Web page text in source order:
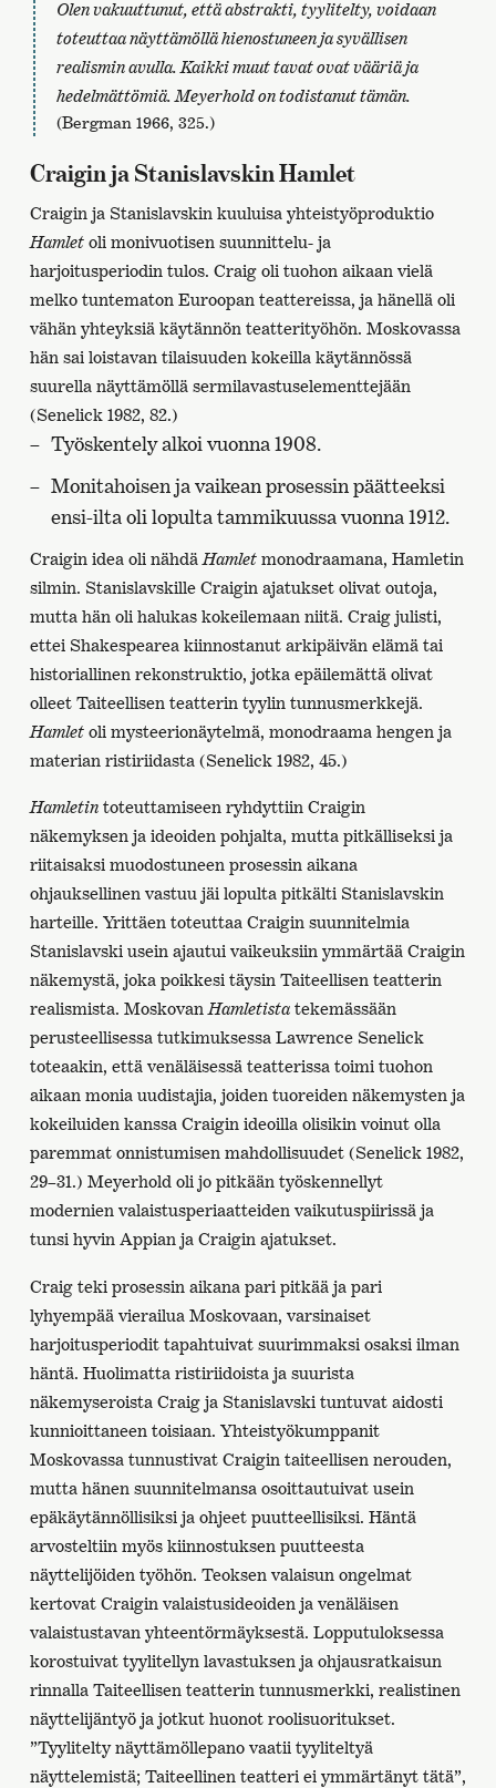
Olen vakuuttunut, että abstrakti, tyylitelty, voidaan
toteuttaa näyttämöllä hienostuneen ja syvällisen
realismin avulla. Kaikki muut tavat ovat vääriä ja
hedelmättömiä. Meyerhold on todistanut tämän.
(Bergman 1966, 325.)
Craigin ja Stanislavskin Hamlet
Craigin ja Stanislavskin kuuluisa yhteistyöproduktio
Hamletoli monivuotisen suunnittelu- ja
harjoitusperiodin tulos. Craig oli tuohon aikaan vielä
melko tuntematon Euroopan teattereissa, ja hänellä oli
vähän yhteyksiä käytännön teatterityöhön. Moskovassa
hän sai loistavan tilaisuuden kokeilla käytännössä
suurella näyttämöllä sermilavastuselementtejään
(Senelick 1982, 82.)
Työskentely alkoi vuonna 1908.
Monitahoisen ja vaikean prosessin päätteeksi
ensi-ilta oli lopulta tammikuussa vuonna 1912.
Craigin idea oli nähdä Hamletmonodraamana, Hamletin
silmin. Stanislavskille Craigin ajatukset olivat outoja,
mutta hän oli halukas kokeilemaan niitä. Craig julisti,
ettei Shakespearea kiinnostanut arkipäivän elämä tai
historiallinen rekonstruktio, jotka epäilemättä olivat
olleet Taiteellisen teatterin tyylin tunnusmerkkejä.
Hamletoli mysteerionäytelmä, monodraama hengen ja
materian ristiriidasta (Senelick 1982, 45.)
Hamletintoteuttamiseen ryhdyttiin Craigin
näkemyksen ja ideoiden pohjalta, mutta pitkälliseksi ja
riitaisaksi muodostuneen prosessin aikana
ohjauksellinen vastuu jäi lopulta pitkälti Stanislavskin
harteille. Yrittäen toteuttaa Craigin suunnitelmia
Stanislavski usein ajautui vaikeuksiin ymmärtää Craigin
näkemystä, joka poikkesi täysin Taiteellisen teatterin
realismista. Moskovan Hamletistatekemässään
perusteellisessa tutkimuksessa Lawrence Senelick
toteaakin, että venäläisessä teatterissa toimi tuohon
aikaan monia uudistajia, joiden tuoreiden näkemysten ja
kokeiluiden kanssa Craigin ideoilla olisikin voinut olla
paremmat onnistumisen mahdollisuudet (Senelick 1982,
29–31.) Meyerhold oli jo pitkään työskennellyt
modernien valaistusperiaatteiden vaikutuspiirissä ja
tunsi hyvin Appian ja Craigin ajatukset.
Craig teki prosessin aikana pari pitkää ja pari
lyhyempää vierailua Moskovaan, varsinaiset
harjoitusperiodit tapahtuivat suurimmaksi osaksi ilman
häntä. Huolimatta ristiriidoista ja suurista
näkemyseroista Craig ja Stanislavski tuntuvat aidosti
kunnioittaneen toisiaan. Yhteistyökumppanit
Moskovassa tunnustivat Craigin taiteellisen nerouden,
mutta hänen suunnitelmansa osoittautuivat usein
epäkäytännöllisiksi ja ohjeet puutteellisiksi. Häntä
arvosteltiin myös kiinnostuksen puutteesta
näyttelijöiden työhön. Teoksen valaisun ongelmat
kertovat Craigin valaistusideoiden ja venäläisen
valaistustavan yhteentörmäyksestä. Lopputuloksessa
korostuivat tyylitellyn lavastuksen ja ohjausratkaisun
rinnalla Taiteellisen teatterin tunnusmerkki, realistinen
näyttelijäntyö ja jotkut huonot roolisuoritukset.
”Tyylitelty näyttämöllepano vaatii tyyliteltyä
näyttelemistä; Taiteellinen teatteri ei ymmärtänyt tätä”,